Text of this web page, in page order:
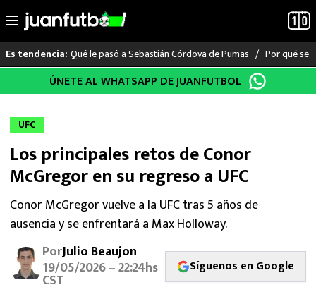
al
Es tendencia: Qué le pasó a Sebastián Córdova de Pumas Por qué se
LO ÚLTIMO
LIGA MX
RAYADOS
ATLANTE
SELECCIÓN MEXICANA
ÚNETE AL WHATSAPP DE JUANFUTBOL
UFC
Los principales retos de Conor
McGregor en su regreso a UFC
Conor McGregor vuelve a la UFC tras 5 años de
ausencia y se enfrentará a Max Holloway.
PorJulio Beaujon
19/05/2026 – 22:24hs
CST
Síguenos en Google